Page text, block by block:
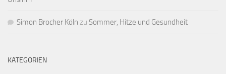
Simon Brocher Köln zu Sommer, Hitze und Gesundheit
KATEGORIEN